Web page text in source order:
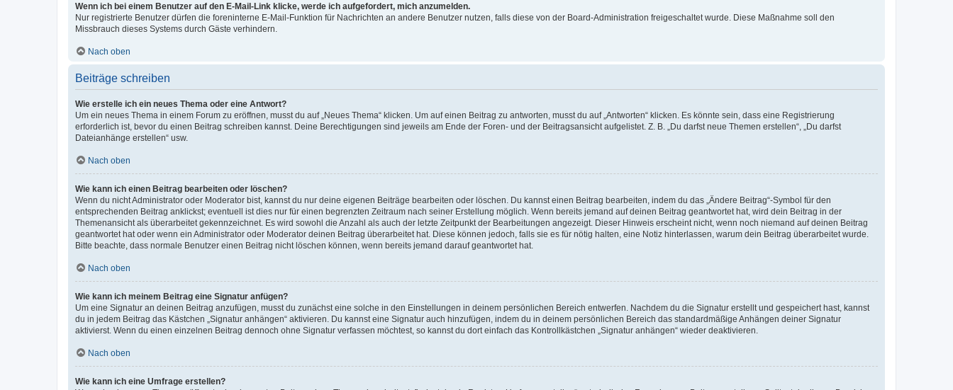
Wenn ich bei einem Benutzer auf den E-Mail-Link klicke, werde ich aufgefordert, mich anzumelden.
Nur registrierte Benutzer dürfen die foreninterne E-Mail-Funktion für Nachrichten an andere Benutzer nutzen, falls diese von der Board-Administration freigeschaltet wurde. Diese Maßnahme soll den
Missbrauch dieses Systems durch Gäste verhindern.
Nach oben
Beiträge schreiben
Wie erstelle ich ein neues Thema oder eine Antwort?
Um ein neues Thema in einem Forum zu eröffnen, musst du auf „Neues Thema“ klicken. Um auf einen Beitrag zu antworten, musst du auf „Antworten“ klicken. Es könnte sein, dass eine Registrierung
erforderlich ist, bevor du einen Beitrag schreiben kannst. Deine Berechtigungen sind jeweils am Ende der Foren- und der Beitragsansicht aufgelistet. Z. B. „Du darfst neue Themen erstellen“, „Du darfst
Dateianhänge erstellen“ usw.
Nach oben
Wie kann ich einen Beitrag bearbeiten oder löschen?
Wenn du nicht Administrator oder Moderator bist, kannst du nur deine eigenen Beiträge bearbeiten oder löschen. Du kannst einen Beitrag bearbeiten, indem du das „Ändere Beitrag“-Symbol für den
entsprechenden Beitrag anklickst; eventuell ist dies nur für einen begrenzten Zeitraum nach seiner Erstellung möglich. Wenn bereits jemand auf deinen Beitrag geantwortet hat, wird dein Beitrag in der
Themenansicht als überarbeitet gekennzeichnet. Es wird sowohl die Anzahl als auch der letzte Zeitpunkt der Bearbeitungen angezeigt. Dieser Hinweis erscheint nicht, wenn noch niemand auf deinen Beitrag
geantwortet hat oder wenn ein Administrator oder Moderator deinen Beitrag überarbeitet hat. Diese können jedoch, falls sie es für nötig halten, eine Notiz hinterlassen, warum dein Beitrag überarbeitet wurde.
Bitte beachte, dass normale Benutzer einen Beitrag nicht löschen können, wenn bereits jemand darauf geantwortet hat.
Nach oben
Wie kann ich meinem Beitrag eine Signatur anfügen?
Um eine Signatur an deinen Beitrag anzufügen, musst du zunächst eine solche in den Einstellungen in deinem persönlichen Bereich entwerfen. Nachdem du die Signatur erstellt und gespeichert hast, kannst
du in jedem Beitrag das Kästchen „Signatur anhängen“ aktivieren. Du kannst eine Signatur auch hinzufügen, indem du in deinem persönlichen Bereich das standardmäßige Anhängen deiner Signatur
aktivierst. Wenn du einen einzelnen Beitrag dennoch ohne Signatur verfassen möchtest, so kannst du dort einfach das Kontrollkästchen „Signatur anhängen“ wieder deaktivieren.
Nach oben
Wie kann ich eine Umfrage erstellen?